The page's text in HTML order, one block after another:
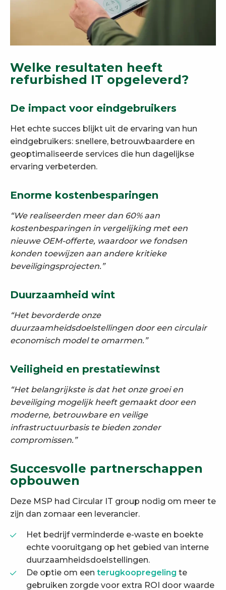
Welke resultaten heeft
refurbished IT opgeleverd?
De impact voor eindgebruikers
Het echte succes blijkt uit de ervaring van hun
eindgebruikers: snellere, betrouwbaardere en
geoptimaliseerde services die hun dagelijkse
ervaring verbeterden.
Enorme kostenbesparingen
“We realiseerden meer dan 60% aan
kostenbesparingen in vergelijking met een
nieuwe OEM-offerte, waardoor we fondsen
konden toewijzen aan andere kritieke
beveiligingsprojecten.”
Duurzaamheid wint
“Het bevorderde onze
duurzaamheidsdoelstellingen door een circulair
economisch model te omarmen.”
Veiligheid en prestatiewinst
“Het belangrijkste is dat het onze groei en
beveiliging mogelijk heeft gemaakt door een
moderne, betrouwbare en veilige
infrastructuurbasis te bieden zonder
compromissen.”
Succesvolle partnerschappen
opbouwen
Deze MSP had Circular IT group nodig om meer te
zijn dan zomaar een leverancier.
Het bedrijf verminderde e-waste en boekte
echte vooruitgang op het gebied van interne
duurzaamheidsdoelstellingen.
De optie om een terugkoopregeling te
gebruiken zorgde voor extra ROI door waarde